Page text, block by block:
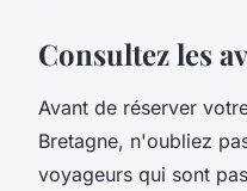
Consultez les
Avant de réserver
Bretagne, n'oubliez
voyageurs qui sont